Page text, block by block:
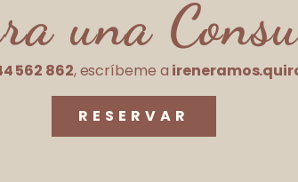
una
562 862, escríbeme a
RESERVAR